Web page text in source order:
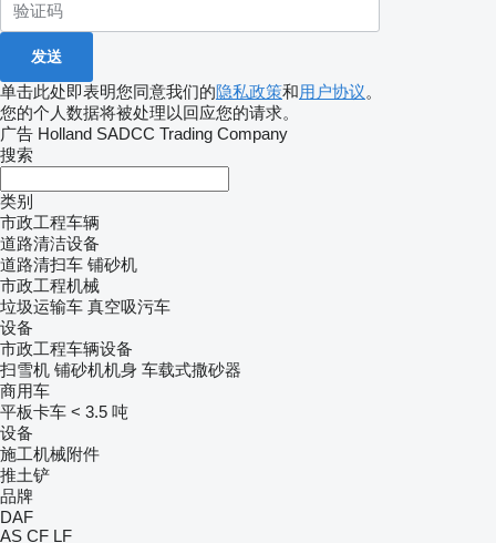
单击此处即表明您同意我们的隐私政策和用户协议。
您的个人数据将被处理以回应您的请求。
广告 Holland SADCC Trading Company
搜索
类别
市政工程车辆
道路清洁设备
道路清扫车 铺砂机
市政工程机械
垃圾运输车 真空吸污车
设备
市政工程车辆设备
扫雪机 铺砂机机身 车载式撒砂器
商用车
平板卡车 < 3.5 吨
设备
施工机械附件
推土铲
品牌
DAF
AS CF LF